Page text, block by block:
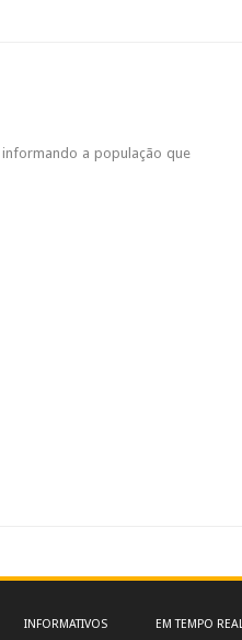
a população que
INFORMATIVOS EM TEMPO REAL